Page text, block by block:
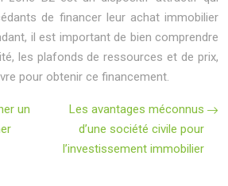
de financer leur achat immobilier
il est important de bien comprendre
les plafonds de ressources et de prix,
pour obtenir ce financement.
un
Les avantages méconnus
d’une société civile pour
l’investissement immobilier